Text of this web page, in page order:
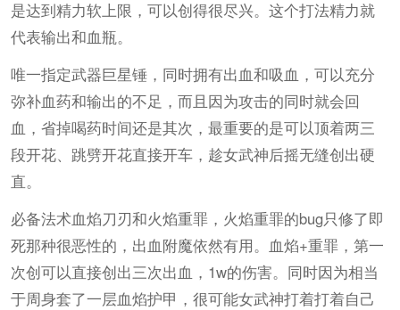
是达到精力软上限，可以创得很尽兴。这个打法精力就
代表输出和血瓶。
唯一指定武器巨星锤，同时拥有出血和吸血，可以充分
弥补血药和输出的不足，而且因为攻击的同时就会回
血，省掉喝药时间还是其次，最重要的是可以顶着两三
段开花、跳劈开花直接开车，趁女武神后摇无缝创出硬
直。
必备法术血焰刀刃和火焰重罪，火焰重罪的bug只修了即
死那种很恶性的，出血附魔依然有用。血焰+重罪，第一
次创可以直接创出三次出血，1w的伤害。同时因为相当
于周身套了一层血焰护甲，很可能女武神打着打着自己